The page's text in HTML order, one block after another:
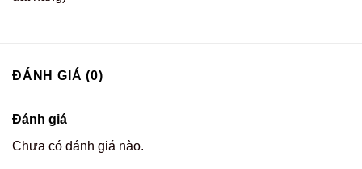
ĐÁNH GIÁ (0)
Đánh giá
Chưa có đánh giá nào.